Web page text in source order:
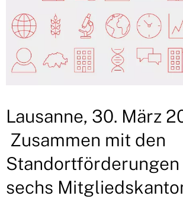
Lausanne, 30. März
Zusammen mit den
sechs